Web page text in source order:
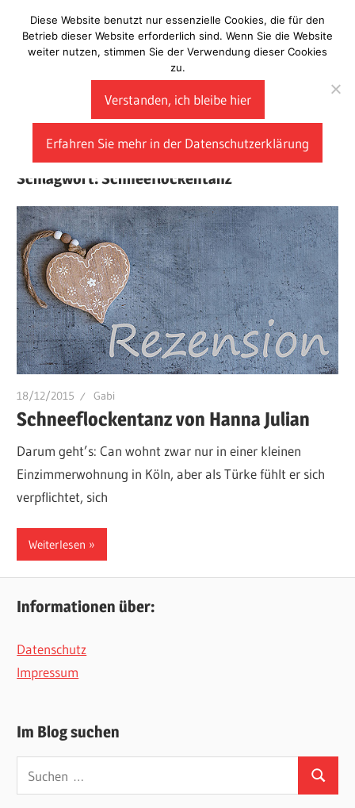
Inhalt
springen
Laberladen
Schlagwort:Schneeflockentanz
18/12/2015 Gabi
Schneeflockentanz von Hanna Julian
Darum geht’s: Can wohnt zwar nur in einer kleinen
Einzimmerwohnung in Köln, aber als Türke fühlt er sich
verpflichtet, sich
Weiterlesen
Informationen über:
Datenschutz
Impressum
Im Blog suchen
nach:
Suchen
Diese Website benutzt nur essenzielle Cookies, die für den
Betrieb dieser Website erforderlich sind. Wenn Sie die Website
weiter nutzen, stimmen Sie der Verwendung dieser Cookies
zu.
Verstanden, ich bleibe hier
Erfahren Sie mehr in der Datenschutzerklärung